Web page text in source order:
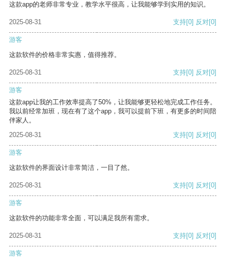
这款app的老师非常专业，教学水平很高，让我能够学到实用的知识。
2025-08-31 支持[0] 反对[0]
游客
这款软件的价格非常实惠，值得推荐。
2025-08-31 支持[0] 反对[0]
游客
这款app让我的工作效率提高了50%，让我能够更轻松地完成工作任务。
我以前经常加班，现在有了这个app，我可以提前下班，有更多的时间陪
伴家人。
2025-08-31
支持[0] 反对[0]
游客
这款软件的界面设计非常简洁，一目了然。
2025-08-31 支持[0] 反对[0]
游客
这款软件的功能非常全面，可以满足我所有需求。
2025-08-31 支持[0] 反对[0]
游客